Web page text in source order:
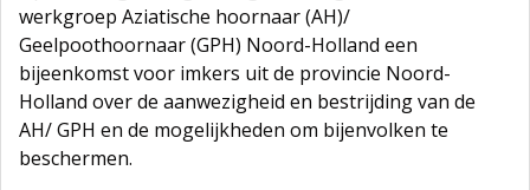
werkgroep Aziatische hoornaar (AH)/
Geelpoothoornaar (GPH) Noord-Holland een
bijeenkomst voor imkers uit de provincie Noord-
Holland over de aanwezigheid en bestrijding van de
AH/ GPH en de mogelijkheden om bijenvolken te
beschermen.